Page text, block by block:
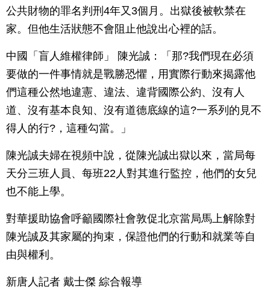
公共財物的罪名判刑4年又3個月。出獄後被軟禁在
家。但他生活狀態不會阻止他說出心裡的話。
中國「盲人維權律師」 陳光誠：「那?我們現在必須
要做的一件事情就是戰勝恐懼，用實際行動來揭露他
們這種公然地違憲、違法、違背國際公約、沒有人
道、沒有基本良知、沒有道德底線的這?一系列的見不
得人的行?，這種勾當。」
陳光誠夫婦在視頻中說，從陳光誠出獄以來，當局每
天分三班人員、每班22人對其進行監控，他們的女兒
也不能上學。
對華援助協會呼籲國際社會敦促北京當局馬上解除對
陳光誠及其家屬的拘束，保證他們的行動和就業等自
由與權利。
新唐人記者 戴士傑 綜合報導